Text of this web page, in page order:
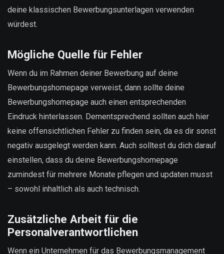
deine klassischen Bewerbungsunterlagen verwenden
würdest.
Mögliche Quelle für Fehler
Wenn du im Rahmen deiner Bewerbung auf deine
Bewerbungshomepage verweist, dann sollte deine
Bewerbungshomepage auch einen entsprechenden
Eindruck hinterlassen. Dementsprechend sollten auch hier
keine offensichtlichen Fehler zu finden sein, da es dir sonst
negativ ausgelegt werden kann. Auch solltest du dich darauf
einstellen, dass du deine Bewerbungshomepage
zumindest für mehrere Monate pflegen und updaten musst
– sowohl inhaltlich als auch technisch.
Zusätzliche Arbeit für die
Personalverantwortlichen
Wenn ein Unternehmen für das Bewerbungsmanagement